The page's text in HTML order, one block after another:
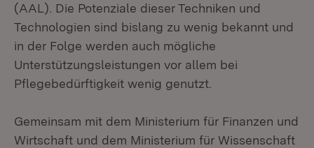
(AAL). Die Potenziale dieser Techniken und
Technologien sind bislang zu wenig bekannt und
in der Folge werden auch mögliche
Unterstützungsleistungen vor allem bei
Pflegebedürftigkeit wenig genutzt.
Gemeinsam mit dem Ministerium für Finanzen und
Wirtschaft und dem Ministerium für Wissenschaft